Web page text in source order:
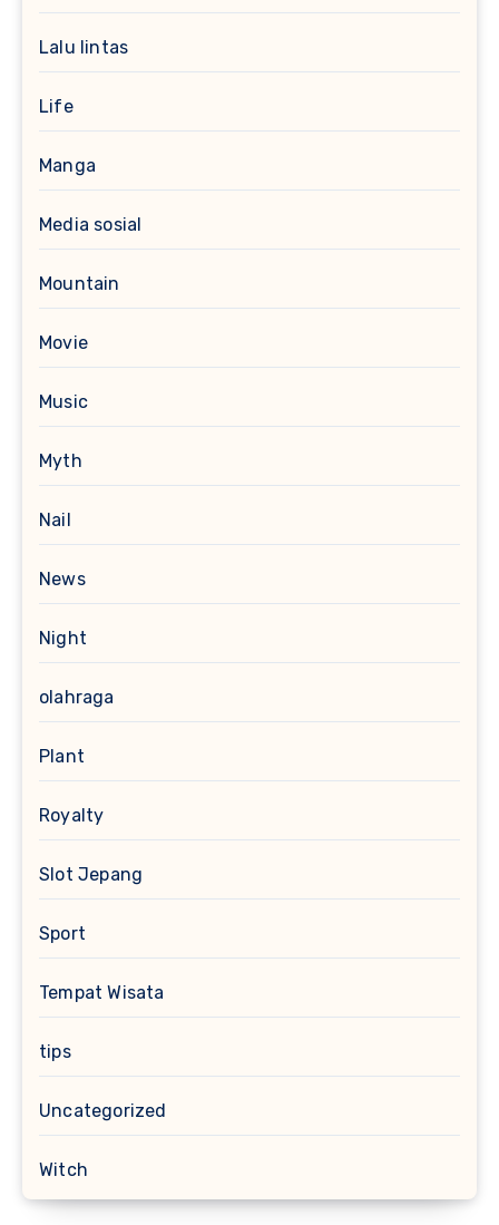
Lalu lintas
Life
Manga
Media sosial
Mountain
Movie
Music
Myth
Nail
News
Night
olahraga
Plant
Royalty
Slot Jepang
Sport
Tempat Wisata
tips
Uncategorized
Witch